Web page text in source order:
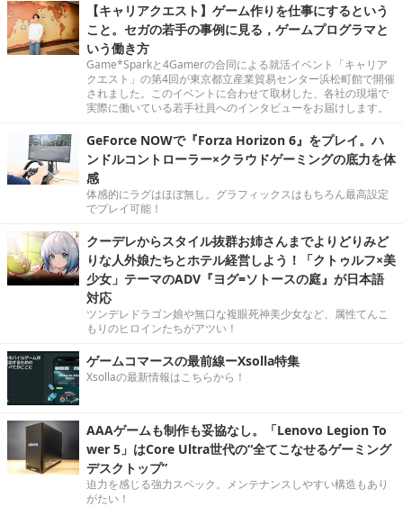
【キャリアクエスト】ゲーム作りを仕事にするという
こと。セガの若手の事例に見る，ゲームプログラマと
いう働き方
Game*Sparkと4Gamerの合同による就活イベント「キャリア
クエスト」の第4回が東京都立産業貿易センター浜松町館で開催
されました。このイベントに合わせて取材した、各社の現場で
実際に働いている若手社員へのインタビューをお届けします。
GeForce NOWで『Forza Horizon 6』をプレイ。ハ
ンドルコントローラー×クラウドゲーミングの底力を体
感
体感的にラグはほぼ無し。グラフィックスはもちろん最高設定
でプレイ可能！
クーデレからスタイル抜群お姉さんまでよりどりみど
りな人外娘たちとホテル経営しよう！「クトゥルフ×美
少女」テーマのADV『ヨグ=ソトースの庭』が日本語
対応
ツンデレドラゴン娘や無口な複眼死神美少女など、属性てんこ
もりのヒロインたちがアツい！
ゲームコマースの最前線ーXsolla特集
Xsollaの最新情報はこちらから！
AAAゲームも制作も妥協なし。「Lenovo Legion To
wer 5」はCore Ultra世代の“全てこなせるゲーミング
デスクトップ”
迫力を感じる強力スペック。メンテナンスしやすい構造もあり
がたい！